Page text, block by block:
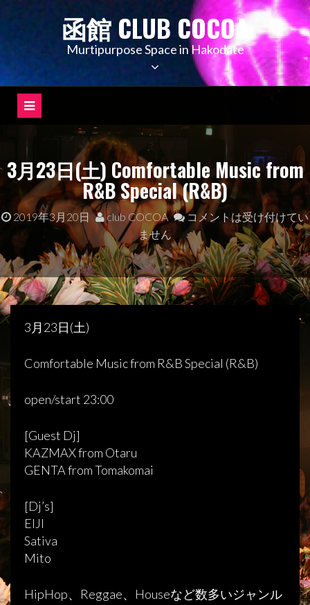
ツ
プ
函館 CLUB COCOA
Murtipurpose Space in Hakodate
3月23日(土) Comfortable Music from
R&B Special (R&B)
2019年3月20日 club COCOA
コメントは受け付けてい
ません
3月23日(土)
Comfortable Music from R&B Special (R&B)
open/start 23:00
[Guest Dj]
KAZMAX from Otaru
GENTA from Tomakomai
[Dj’s]
EIJI
Sativa
Mito
HipHop、Reggae、Houseなど数多いジャンル